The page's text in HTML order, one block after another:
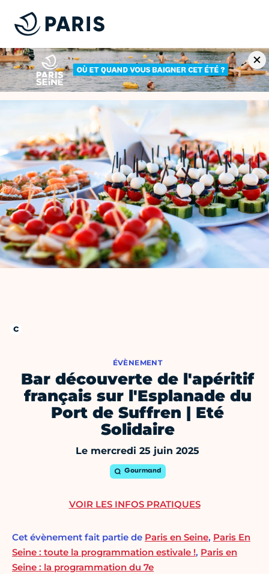
ÉVÈNEMENT
Bar découverte de l'apéritif
français sur l'Esplanade du
Port de Suffren | Eté
Solidaire
Le mercredi 25 juin 2025
Gourmand
Cet évènement fait partie de Paris en Seine, Paris En
Seine : toute la programmation estivale !, Paris en
Seine : la programmation du 7e
VOIR LES INFOS PRATIQUES